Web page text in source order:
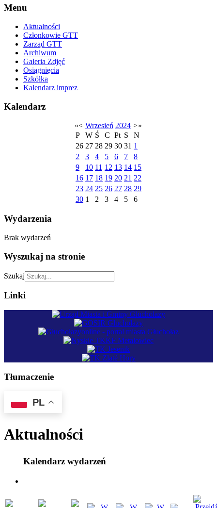
Menu
Aktualności
Członkowie GTT
Zarząd GTT
Archiwum
Galeria Zdjęć
Osiągnięcia
Szkółka
Kalendarz imprez
Kalendarz
«< Wrzesień 2024 >»
P
W Ś C Pt S
N
26 27 28 29 30 31 1
2
3 4 5 6 7
8
9
10 11 12 13 14 15
16 17 18 19 20 21 22
23 24 25 26 27 28 29
30 1 2 3 4 5 6
Wydarzenia
Brak wydarzeń
Wyszukaj na stronie
Szukaj
Linki
Tłumaczenie
PL
Aktualności
Kalendarz wydarzeń